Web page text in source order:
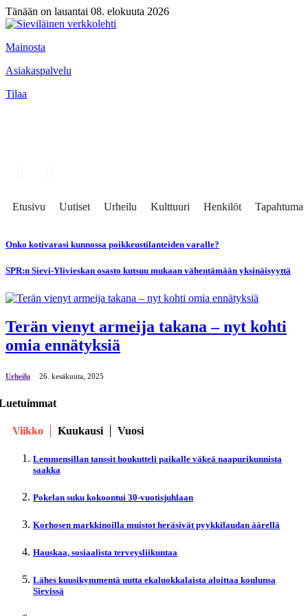
Tänään on lauantai 08. elokuuta 2026
Mainosta
Asiakaspalvelu
Tilaa
Etusivu Uutiset Urheilu Kulttuuri Henkilöt Tapahtumat
Onko kotivarasi kunnossa poikkeustilanteiden varalle?
SPR:n Sievi-Ylivieskan osasto kutsuu mukaan vähentämään yksinäisyyttä
Terän vienyt armeija takana – nyt kohti
omia ennätyksiä
Urheilu 26. kesäkuuta, 2025
Viikko Kuukausi Vuosi
Lemmensillan tanssit houkutteli paikalle väkeä naapurikunnista
saakka
Pokelan suku kokoontui 30-vuotisjuhlaan
Korhosen markkinoilla muistot heräsivät pyykkilaudan äärellä
Hauskaa, sosiaalista terveysliikuntaa
Lähes kuusikymmentä uutta ekaluokkalaista aloittaa koulunsa
Sievissä